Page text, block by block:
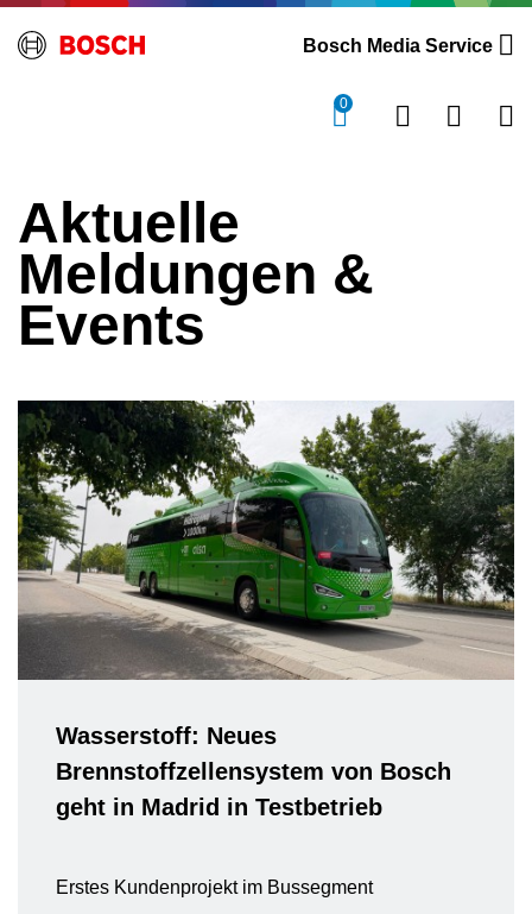
Bosch Media Service
0
Aktuelle
Meldungen &
Events
Wasserstoff: Neues
Brennstoffzellensystem von Bosch
geht in Madrid in Testbetrieb
Erstes Kundenprojekt im Bussegment